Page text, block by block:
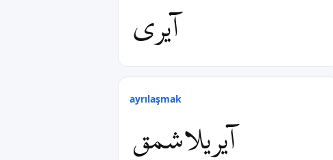
آیری
ayrılaşmak
آیریلاشمق